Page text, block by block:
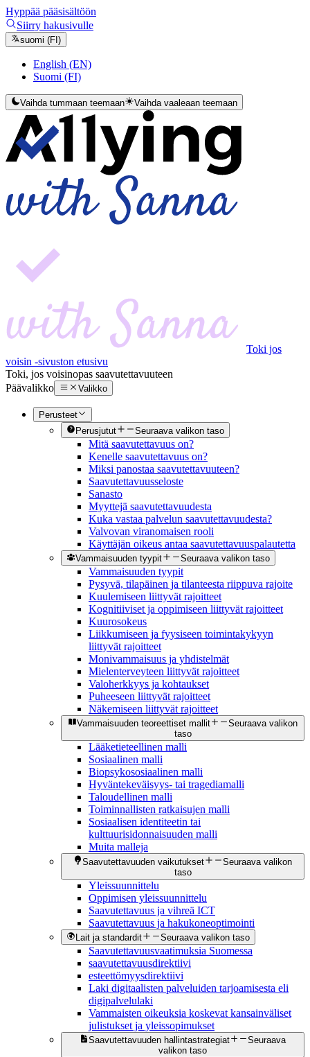
Hyppää pääsisältöön
Siirry hakusivulle
suomi (FI)
English (EN)
Suomi (FI)
Vaihda tummaan teemaan Vaihda vaaleaan teemaan
Toki jos
voisin -sivuston etusivu
Toki, jos voisinopas saavutettavuuteen
Päävalikko
Valikko
Perusteet
Perusjutut
Seuraava valikon taso
Mitä saavutettavuus on?
Kenelle saavutettavuus on?
Miksi panostaa saavutettavuuteen?
Saavutettavuusseloste
Sanasto
Myyttejä saavutettavuudesta
Kuka vastaa palvelun saavutettavuudesta?
Valvovan viranomaisen rooli
Käyttäjän oikeus antaa saavutettavuuspalautetta
Vammaisuuden tyypit Seuraava valikon taso
Vammaisuuden tyypit
Pysyvä, tilapäinen ja tilanteesta riippuva rajoite
Kuulemiseen liittyvät rajoitteet
Kognitiiviset ja oppimiseen liittyvät rajoitteet
Kuurosokeus
Liikkumiseen ja fyysiseen toimintakykyyn
liittyvät rajoitteet
Monivammaisuus ja yhdistelmät
Mielenterveyteen liittyvät rajoitteet
Valoherkkyys ja kohtaukset
Puheeseen liittyvät rajoitteet
Näkemiseen liittyvät rajoitteet
Vammaisuuden teoreettiset mallit
Seuraava valikon
taso
Lääketieteellinen malli
Sosiaalinen malli
Biopsykososiaalinen malli
Hyväntekeväisyys- tai tragediamalli
Taloudellinen malli
Toiminnallisten ratkaisujen malli
Sosiaalisen identiteetin tai
kulttuurisidonnaisuuden malli
Muita malleja
Saavutettavuuden vaikutukset
Seuraava valikon
taso
Yleissuunnittelu
Oppimisen yleissuunnittelu
Saavutettavuus ja vihreä ICT
Saavutettavuus ja hakukoneoptimointi
Lait ja standardit Seuraava valikon taso
Saavutettavuusvaatimuksia Suomessa
saavutettavuusdirektiivi
esteettömyysdirektiivi
Laki digitaalisten palveluiden tarjoamisesta eli
digipalvelulaki
Vammaisten oikeuksia koskevat kansainväliset
julistukset ja yleissopimukset
Saavutettavuuden hallintastrategiat
Seuraava
valikon taso